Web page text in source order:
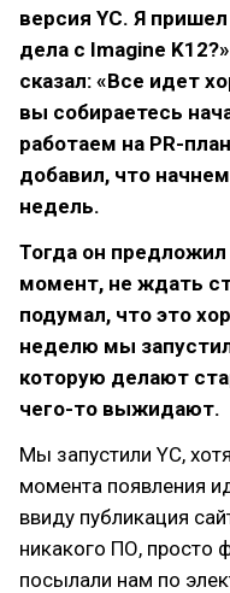
версия YC. Я
дела с Imagine
сказал: «Все идет
вы собираетесь
работаем на PR-
добавил, что
недель.
Тогда он
момент, не ждать
подумал, что это
неделю мы
которую делают
чего-то выжидают.
Мы запустили YC,
момента появления
ввиду публикация
никакого ПО, просто
посылали нам по